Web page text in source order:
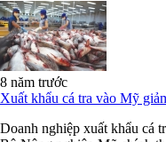
8 năm trước
Xuất khẩu cá tra vào Mỹ
Doanh nghiệp xuất khẩu cá